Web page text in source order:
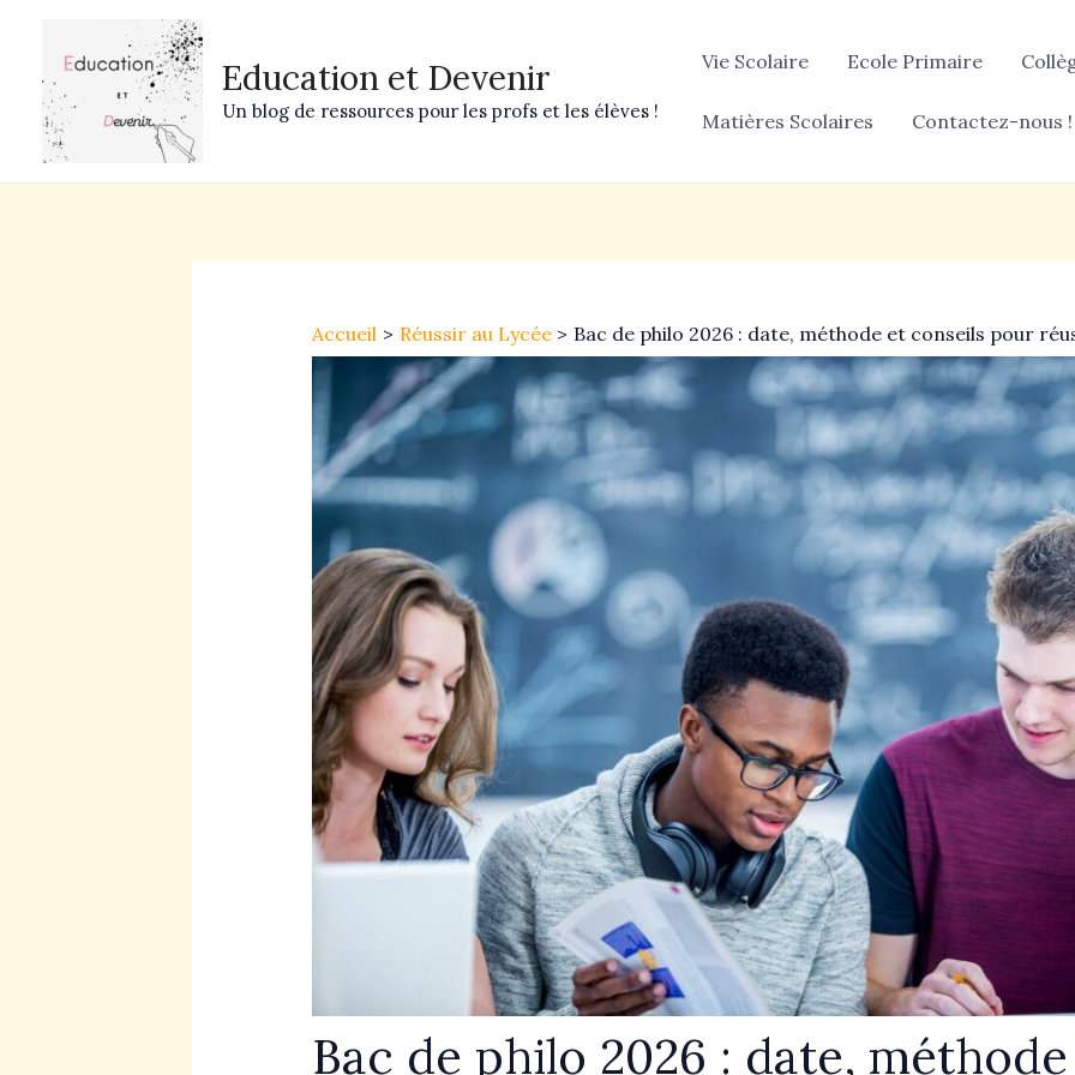
contenu
Education et Devenir
Un blog de ressources pour les profs et les élèves !
Vie Scolaire Ecole Primaire
Matières Scolaires Contactez-nous !
Accueil Réussir au Lycée Bac de philo 2026 : date, méthode et conseils pour
Bac de philo 2026 : date,